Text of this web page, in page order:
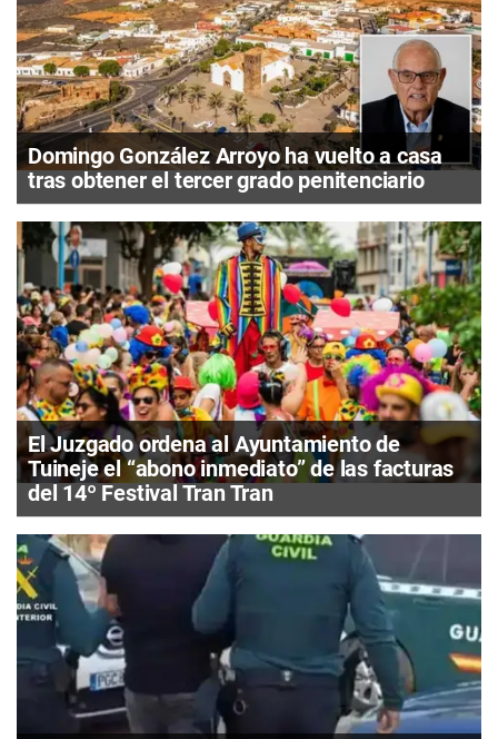
Domingo González Arroyo ha vuelto a casa
tras obtener el tercer grado penitenciario
El Juzgado ordena al Ayuntamiento de
Tuineje el “abono inmediato” de las facturas
del 14º Festival Tran Tran